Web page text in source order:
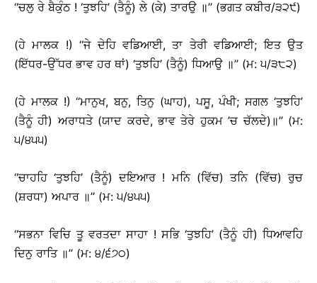
‘‘ਚਲੁ ਰੇ ਬੈਕੁੰਠ ! ‘ਤੁਝਹਿ’ (ਤੈਨੂੰ) ਲੇ (ਕੇ) ਤਾਰਉ ॥’’ (ਭਗਤ ਕਬੀਰ/੩੨੯)
(ਹੇ ਮਾਲਕ !) ‘‘ਜੇ ਦੇਹਿ ਵਡਿਆਈ, ਤਾ ਤੇਰੀ ਵਡਿਆਈ; ਇਤ ਉਤ
(ਇੱਧਰ-ਉੱਧਰ ਭਾਵ ਹਰ ਥਾਂ) ‘ਤੁਝਹਿ’ (ਤੈਨੂੰ) ਧਿਆਉ ॥’’ (ਮ: ੫/੩੮੨)
(ਹੇ ਮਾਲਕ !) ‘‘ਮਾਨੁਖ, ਬਨੁ, ਤਿਨੁ (ਘਾਹ), ਪਸੂ, ਪੰਖੀ; ਸਗਲ ‘ਤੁਝਹਿ’
(ਤੈਨੂੰ ਹੀ) ਅਰਾਧਤੇ (ਯਾਦ ਕਰਦੇ, ਭਾਵ ਤੇਰੇ ਹੁਕਮ ’ਚ ਚੱਲਦੇ)॥’’ (ਮ:
੫/੪੫੫)
‘‘ਚਾਹਹਿ ‘ਤੁਝਹਿ’ (ਤੈਨੂੰ) ਦਇਆਰ ! ਮਨਿ (ਵਿੱਚ) ਤਨਿ (ਵਿੱਚ) ਰੁਚ
(ਸ਼ਰਧਾ) ਅਪਾਰ ॥’’ (ਮ: ੫/੪੫੫)
‘‘ਸਭਨਾ ਵਿਚਿ ਤੂ ਵਰਤਦਾ ਸਾਹਾ ! ਸਭਿ ‘ਤੁਝਹਿ’ (ਤੈਨੂੰ ਹੀ) ਧਿਆਵਹਿ
ਦਿਨੁ ਰਾਤਿ ॥’’ (ਮ: ੪/੬੭੦)